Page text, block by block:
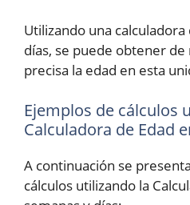
Utilizando una
días, se puede obtener
precisa la edad en esta
Ejemplos de cálculos
Calculadora de Edad
A continuación se
cálculos utilizando la